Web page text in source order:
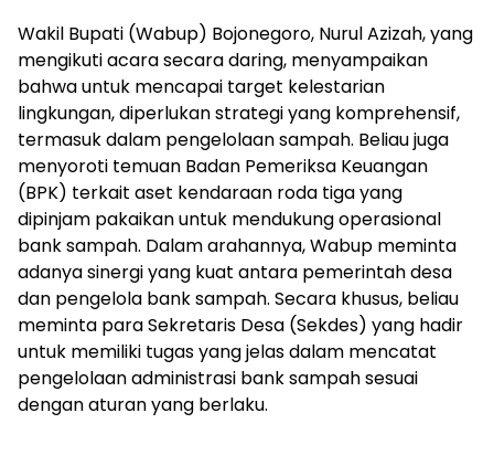
Wakil Bupati (Wabup) Bojonegoro, Nurul Azizah, yang
mengikuti acara secara daring, menyampaikan
bahwa untuk mencapai target kelestarian
lingkungan, diperlukan strategi yang komprehensif,
termasuk dalam pengelolaan sampah. Beliau juga
menyoroti temuan Badan Pemeriksa Keuangan
(BPK) terkait aset kendaraan roda tiga yang
dipinjam pakaikan untuk mendukung operasional
bank sampah. Dalam arahannya, Wabup meminta
adanya sinergi yang kuat antara pemerintah desa
dan pengelola bank sampah. Secara khusus, beliau
meminta para Sekretaris Desa (Sekdes) yang hadir
untuk memiliki tugas yang jelas dalam mencatat
pengelolaan administrasi bank sampah sesuai
dengan aturan yang berlaku.